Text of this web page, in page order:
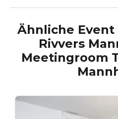
Ähnliche
Rivvers
Meetingroom